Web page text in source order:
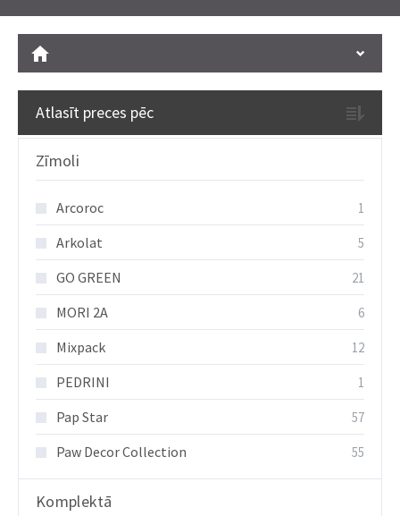
Atlasīt preces pēc
Zīmoli
Arcoroc 1
Arkolat 5
GO GREEN 21
MORI 2A 6
Mixpack 12
PEDRINI 1
Pap Star 57
Paw Decor Collection 55
Komplektā